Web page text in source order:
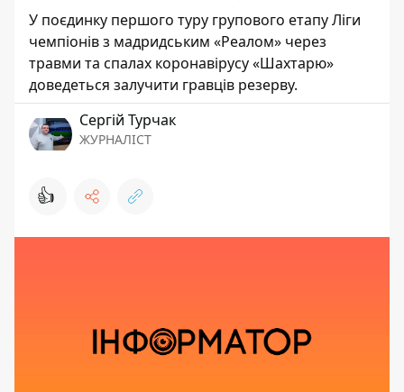
У поєдинку першого туру групового етапу Ліги
чемпіонів з мадридським «Реалом» через
травми та спалах коронавірусу «Шахтарю»
доведеться залучити гравців резерву.
Сергій Турчак
ЖУРНАЛІСТ
👍